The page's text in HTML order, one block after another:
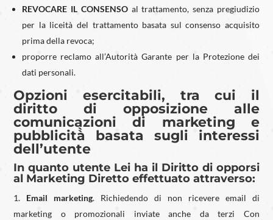
REVOCARE IL CONSENSOal trattamento, senza pregiudizio
per la liceità del trattamento basata sul consenso acquisito
prima della revoca;
proporre reclamo all’Autorità Garante per la Protezione dei
dati personali.
Opzioni esercitabili, tra cui il
diritto di opposizione alle
comunicazioni di marketing e
pubblicità̀ basata sugli interessi
dell’utente
In quanto utente Lei ha il Diritto di opporsi
al Marketing Diretto effettuato attraverso:
Email marketing. Richiedendo di non ricevere email di
marketing o promozionali inviate anche da terzi Con